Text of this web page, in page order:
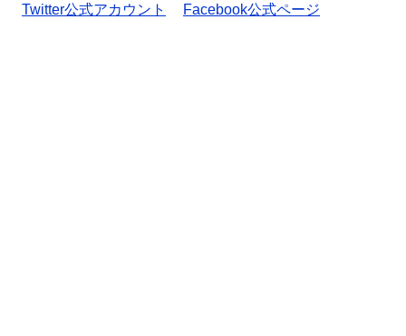
Twitter公式アカウント
Facebook公式ページ